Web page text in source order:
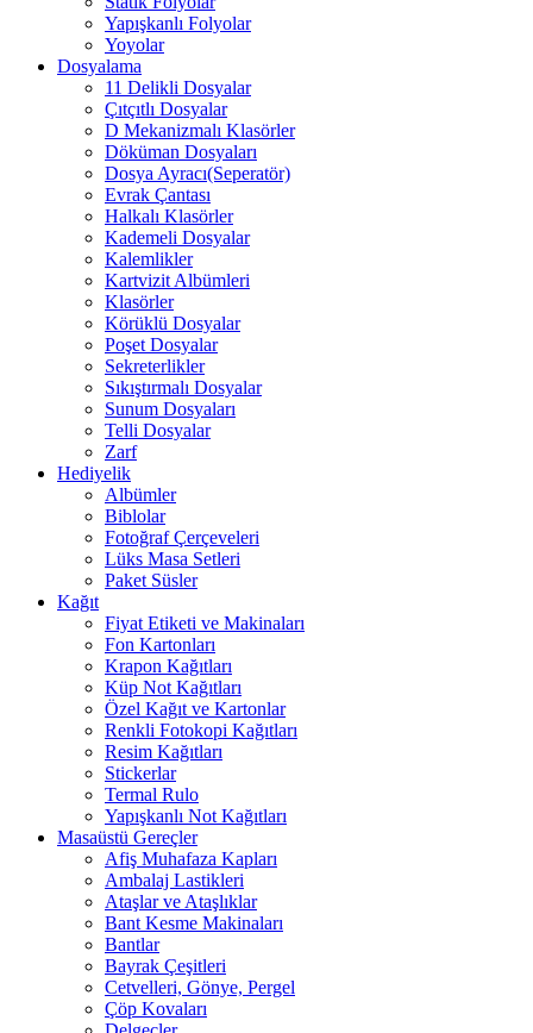
Yapışkanlı Folyolar
Yoyolar
Dosyalama
11 Delikli Dosyalar
Çıtçıtlı Dosyalar
D Mekanizmalı Klasörler
Döküman Dosyaları
Dosya Ayracı(Seperatör)
Evrak Çantası
Halkalı Klasörler
Kademeli Dosyalar
Kalemlikler
Kartvizit Albümleri
Klasörler
Körüklü Dosyalar
Poşet Dosyalar
Sekreterlikler
Sıkıştırmalı Dosyalar
Sunum Dosyaları
Telli Dosyalar
Zarf
Hediyelik
Albümler
Biblolar
Fotoğraf Çerçeveleri
Lüks Masa Setleri
Paket Süsler
Kağıt
Fiyat Etiketi ve Makinaları
Fon Kartonları
Krapon Kağıtları
Küp Not Kağıtları
Özel Kağıt ve Kartonlar
Renkli Fotokopi Kağıtları
Resim Kağıtları
Stickerlar
Termal Rulo
Yapışkanlı Not Kağıtları
Masaüstü Gereçler
Afiş Muhafaza Kapları
Ambalaj Lastikleri
Ataşlar ve Ataşlıklar
Bant Kesme Makinaları
Bantlar
Bayrak Çeşitleri
Cetvelleri, Gönye, Pergel
Çöp Kovaları